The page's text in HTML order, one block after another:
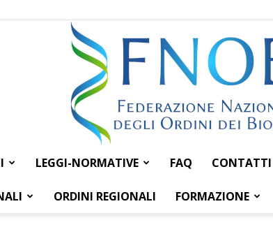
Federazione
LEGGI-NORMATIVE FAQ CONTATTI
ORDINI REGIONALI FORMAZIONE